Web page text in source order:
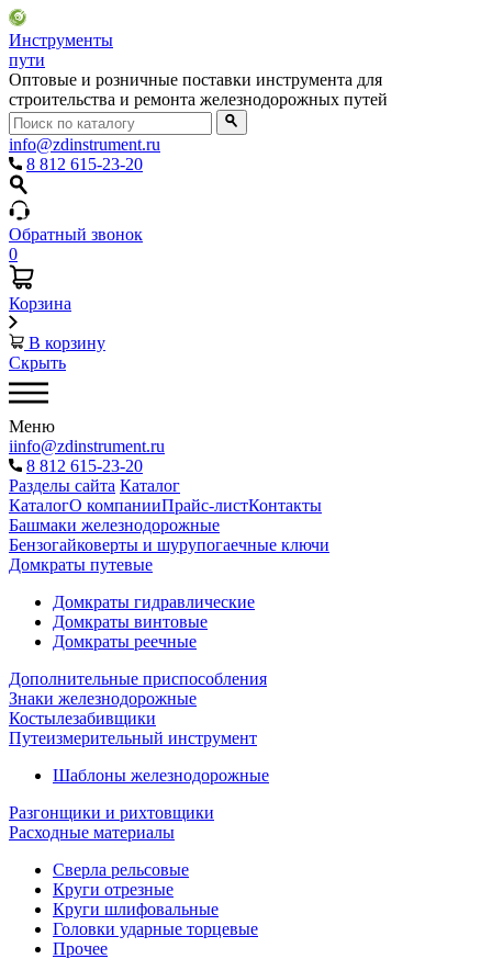
Инструменты
пути
Оптовые и розничные поставки инструмента для
строительства и ремонта железнодорожных путей
info@zdinstrument.ru
8 812 615-23-20
Обратный звонок
0
Корзина
В корзину
Скрыть
Меню
iinfo@zdinstrument.ru
8 812 615-23-20
Разделы сайта Каталог
КаталогО компанииПрайс-листКонтакты
Башмаки железнодорожные
Бензогайковерты и шурупогаечные ключи
Домкраты путевые
Домкраты гидравлические
Домкраты винтовые
Домкраты реечные
Дополнительные приспособления
Знаки железнодорожные
Костылезабивщики
Путеизмерительный инструмент
Шаблоны железнодорожные
Разгонщики и рихтовщики
Расходные материалы
Сверла рельсовые
Круги отрезные
Круги шлифовальные
Головки ударные торцевые
Прочее